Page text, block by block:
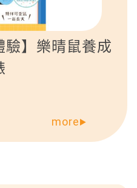
驗】樂晴鼠養成
more